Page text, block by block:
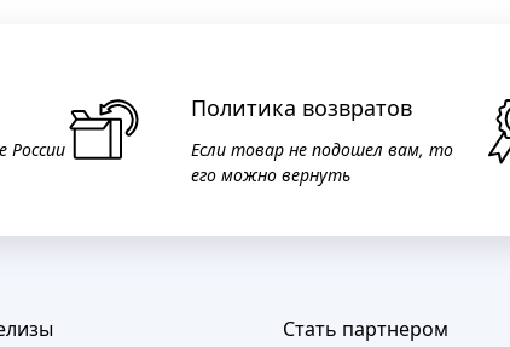
России
Политика возвратов
Если товар не подошел вам, то
его можно вернуть
Стать партнером